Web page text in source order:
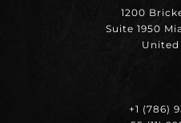
1200
Suite 1950
United
+1 (786)